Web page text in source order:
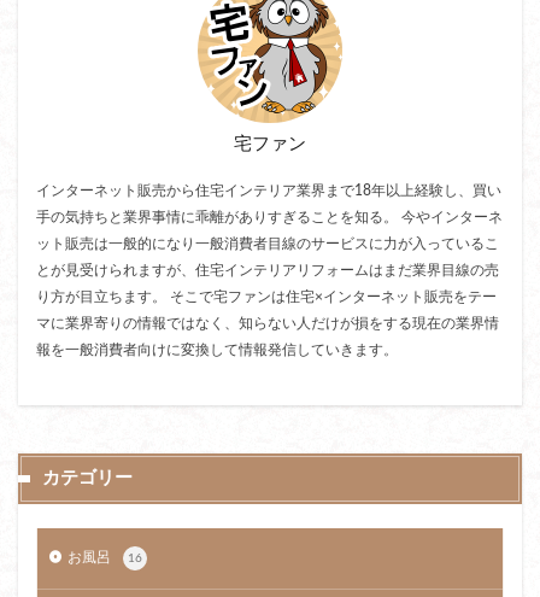
宅ファン
インターネット販売から住宅インテリア業界まで18年以上経験し、買い
手の気持ちと業界事情に乖離がありすぎることを知る。 今やインターネ
ット販売は一般的になり一般消費者目線のサービスに力が入っているこ
とが見受けられますが、住宅インテリアリフォームはまだ業界目線の売
り方が目立ちます。 そこで宅ファンは住宅×インターネット販売をテー
マに業界寄りの情報ではなく、知らない人だけが損をする現在の業界情
報を一般消費者向けに変換して情報発信していきます。
カテゴリー
お風呂 16